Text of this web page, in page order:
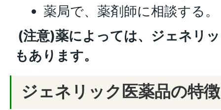
薬局で、薬剤師に相談する。
(注意)薬によっては、ジェネリ
もあります。
ジェネリック医薬品の特